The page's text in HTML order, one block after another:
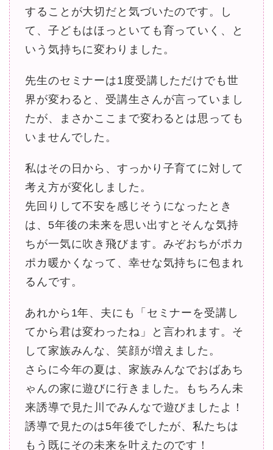
することが大切だと気づいたのです。し
て、子どもはほっといても育っていく、と
いう気持ちに変わりました。
先生のセミナーは1度受講しただけでも世
界が変わると、受講生さんが言っていまし
たが、まさかここまで変わるとは思っても
いませんでした。
私はその日から、すっかり子育てに対して
考え方が変化しました。
先回りして不安を感じそうになったとき
は、5年後の未来を思い出すとそんな気持
ちが一気に吹き飛びます。みぞおちがポカ
ポカ暖かくなって、幸せな気持ちに包まれ
るんです。
あれから1年、夫にも「セミナーを受講し
てから君は変わったね」と言われます。そ
して家族みんな、笑顔が増えました。
さらに今年の夏は、家族みんなでおばあち
ゃんの家に遊びに行きました。もちろん未
来誘導で見た川でみんなで遊びましたよ！
誘導で見たのは5年後でしたが、私たちは
もう既にその未来を叶えたのです！